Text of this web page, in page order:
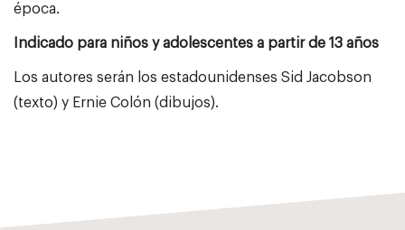
época.
Indicado para niños y adolescentes a partir de 13 años
Los autores serán los estadounidenses Sid Jacobson
(texto) y Ernie Colón (dibujos).